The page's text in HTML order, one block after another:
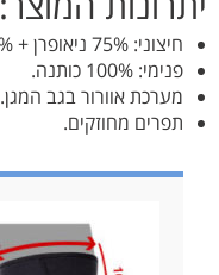
חיצוני: 75% ניאופרן + 25% גומי ג'ל.
פנימי: 100% כותנה.
מערכת אוורור בגב המגן.
תפרים מחוזקים.